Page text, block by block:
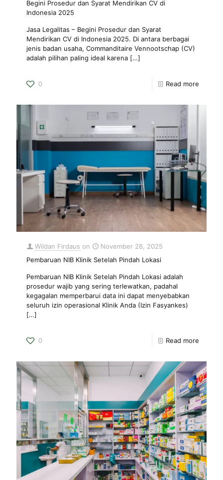
Begini Prosedur dan Syarat Mendirikan CV di
Indonesia 2025
Jasa Legalitas – Begini Prosedur dan Syarat
Mendirikan CV di Indonesia 2025. Di antara berbagai
jenis badan usaha, Commanditaire Vennootschap (CV)
adalah pilihan paling ideal karena […]
0 Read more
Wildan Firdaus on
November 28, 2025
Pembaruan NIB Klinik Setelah Pindah Lokasi
Pembaruan NIB Klinik Setelah Pindah Lokasi adalah
prosedur wajib yang sering terlewatkan, padahal
kegagalan memperbarui data ini dapat menyebabkan
seluruh izin operasional Klinik Anda (Izin Fasyankes)
[…]
0 Read more